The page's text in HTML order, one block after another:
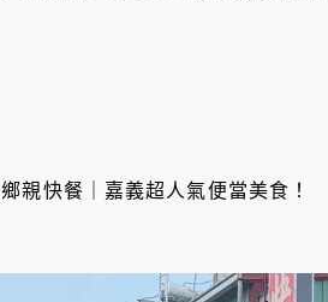
鄉親快餐｜嘉義超人氣便當美食！